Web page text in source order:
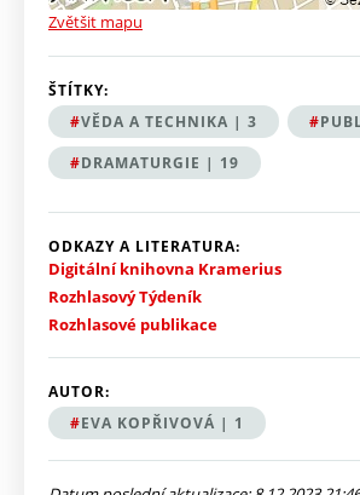
Zvětšit mapu
ŠTÍTKY:
VĚDA A TECHNIKA | 3
DRAMATURGIE | 19
ODKAZY A LITERATURA:
Digitální knihovna Kramerius
Rozhlasový Týdeník
Rozhlasové publikace
AUTOR:
EVA KOPŘIVOVÁ | 1